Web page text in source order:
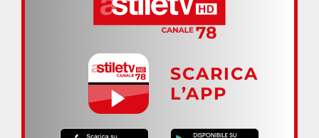
SCARICA
L’APP